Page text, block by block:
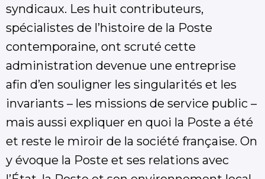
syndicaux. Les huit contributeurs,
spécialistes de l’histoire de la Poste
contemporaine, ont scruté cette
administration devenue une entreprise
afin d’en souligner les singularités et les
invariants – les missions de service public –
mais aussi expliquer en quoi la Poste a été
et reste le miroir de la société française. On
y évoque la Poste et ses relations avec